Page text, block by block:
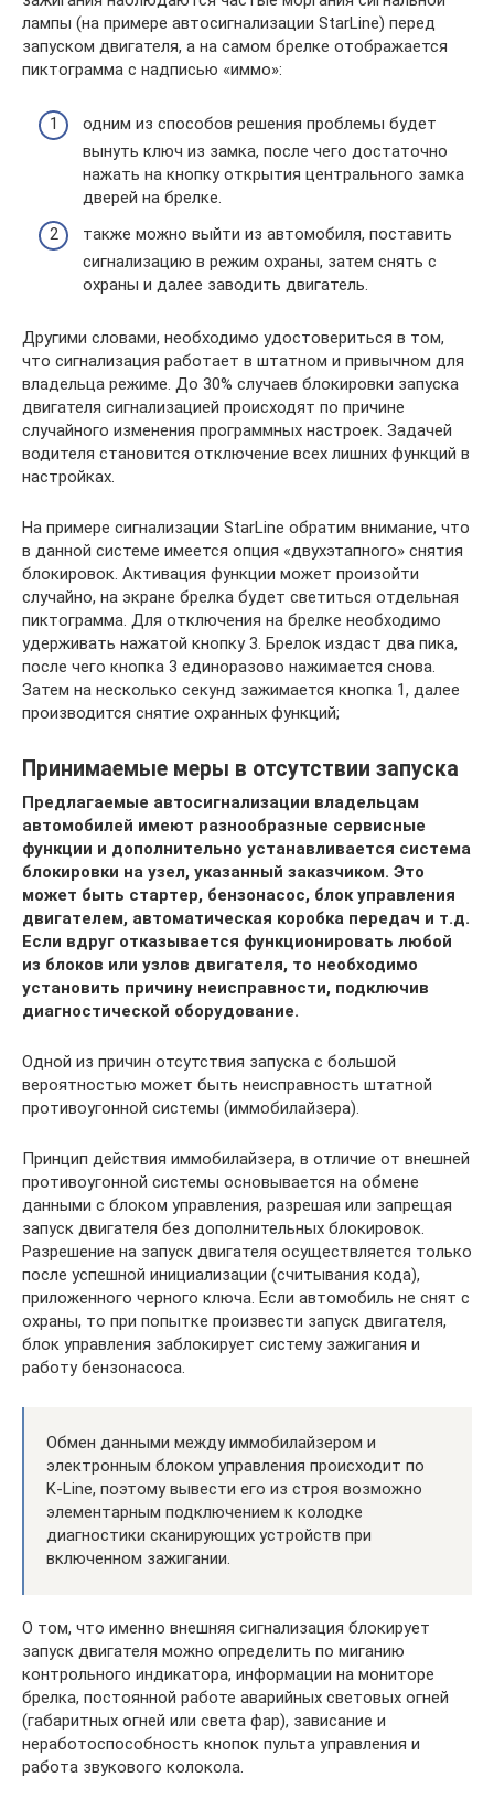
лампы (на примере автосигнализации StarLine) перед
запуском двигателя, а на самом брелке отображается
пиктограмма с надписью «иммо»:
одним из способов решения проблемы будет
вынуть ключ из замка, после чего достаточно
нажать на кнопку открытия центрального замка
дверей на брелке.
также можно выйти из автомобиля, поставить
сигнализацию в режим охраны, затем снять с
охраны и далее заводить двигатель.
Другими словами, необходимо удостовериться в том,
что сигнализация работает в штатном и привычном для
владельца режиме. До 30% случаев блокировки запуска
двигателя сигнализацией происходят по причине
случайного изменения программных настроек. Задачей
водителя становится отключение всех лишних функций в
настройках.
На примере сигнализации StarLine обратим внимание, что
в данной системе имеется опция «двухэтапного» снятия
блокировок. Активация функции может произойти
случайно, на экране брелка будет светиться отдельная
пиктограмма. Для отключения на брелке необходимо
удерживать нажатой кнопку 3. Брелок издаст два пика,
после чего кнопка 3 единоразово нажимается снова.
Затем на несколько секунд зажимается кнопка 1, далее
производится снятие охранных функций;
Принимаемые меры в отсутствии запуска
Предлагаемые автосигнализации владельцам
автомобилей имеют разнообразные сервисные
функции и дополнительно устанавливается система
блокировки на узел, указанный заказчиком. Это
может быть стартер, бензонасос, блок управления
двигателем, автоматическая коробка передач и т.д.
Если вдруг отказывается функционировать любой
из блоков или узлов двигателя, то необходимо
установить причину неисправности, подключив
диагностической оборудование.
Одной из причин отсутствия запуска с большой
вероятностью может быть неисправность штатной
противоугонной системы (иммобилайзера).
Принцип действия иммобилайзера, в отличие от внешней
противоугонной системы основывается на обмене
данными с блоком управления, разрешая или запрещая
запуск двигателя без дополнительных блокировок.
Разрешение на запуск двигателя осуществляется только
после успешной инициализации (считывания кода),
приложенного черного ключа. Если автомобиль не снят с
охраны, то при попытке произвести запуск двигателя,
блок управления заблокирует систему зажигания и
работу бензонасоса.
Обмен данными между иммобилайзером и
электронным блоком управления происходит по
K‑Line, поэтому вывести его из строя возможно
элементарным подключением к колодке
диагностики сканирующих устройств при
включенном зажигании.
О том, что именно внешняя сигнализация блокирует
запуск двигателя можно определить по миганию
контрольного индикатора, информации на мониторе
брелка, постоянной работе аварийных световых огней
(габаритных огней или света фар), зависание и
неработоспособность кнопок пульта управления и
работа звукового колокола.